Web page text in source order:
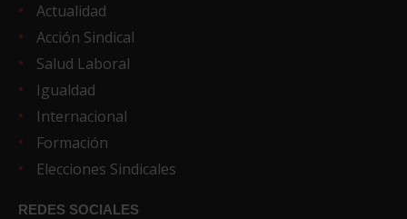
Actualidad
Acción Sindical
Salud Laboral
Igualdad
Internacional
Formación
Elecciones Sindicales
REDES SOCIALES